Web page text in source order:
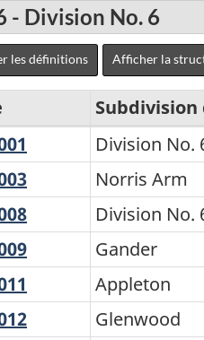
- Division No. 6
les définitions Afficher la
Division
No.
6,
Division No.
Arm
Norris Arm
Division
No.
6,
Division No.
Gander
AppletonAppleton
GlenwoodGlenwood